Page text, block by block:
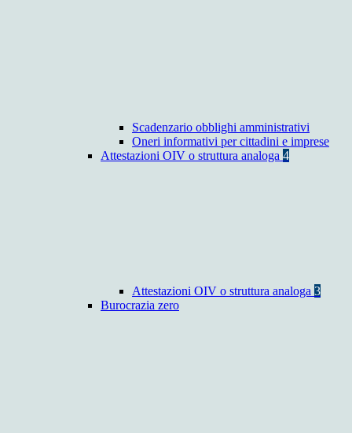
Scadenzario obblighi amministrativi
Oneri informativi per cittadini e imprese
Attestazioni OIV o struttura analoga 4
Attestazioni OIV o struttura analoga 3
Burocrazia zero